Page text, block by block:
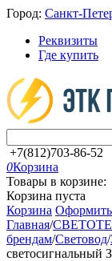
Город: Санкт-
Реквизиты
Где купить
+7(812)703-86-52
0Корзина
Товары в корзине:
Корзина пуста
Корзина Оформить
Главная/
брендам/Световод/